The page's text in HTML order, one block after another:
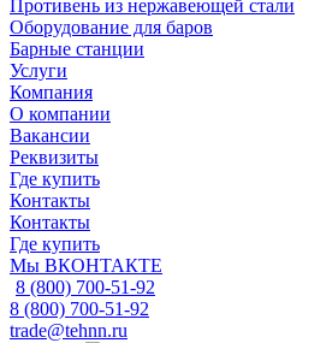
Противень из нержавеющей стали
Оборудование для баров
Барные станции
Услуги
Компания
О компании
Вакансии
Реквизиты
Где купить
Контакты
Контакты
Где купить
Мы ВКОНТАКТЕ
8 (800) 700-51-92
8 (800) 700-51-92
trade@tehnn.ru